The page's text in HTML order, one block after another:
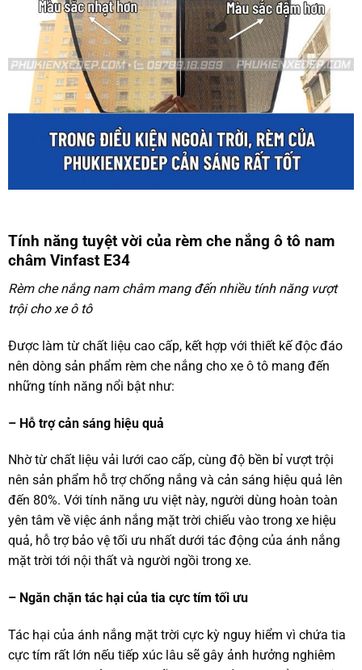
Tính năng tuyệt vời của rèm che nắng ô tô nam
châm Vinfast E34
Rèm che nắng nam châmmang đến nhiều tính năng vượt
trội cho xe ô tô
Được làm từ chất liệu cao cấp, kết hợp với thiết kế độc đáo
nên dòng sản phẩm rèm che nắng cho xe ô tô mang đến
những tính năng nổi bật như:
– Hỗ trợ cản sáng hiệu quả
Nhờ từ chất liệu vải lưới cao cấp, cùng độ bền bỉ vượt trội
nên sản phẩm hỗ trợ chống nắng và cản sáng hiệu quả lên
đến 80%. Với tính năng ưu việt này, người dùng hoàn toàn
yên tâm về việc ánh nắng mặt trời chiếu vào trong xe hiệu
quả, hỗ trợ bảo vệ tối ưu nhất dưới tác động của ánh nắng
mặt trời tới nội thất và người ngồi trong xe.
– Ngăn chặn tác hại của tia cực tím tối ưu
Tác hại của ánh nắng mặt trời cực kỳ nguy hiểm vì chứa tia
cực tím rất lớn nếu tiếp xúc lâu sẽ gây ảnh hưởng nghiêm